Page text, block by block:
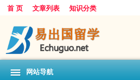
首 页 文章列表 知识分类
网站导航